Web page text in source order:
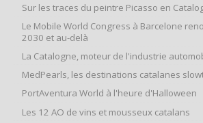
Sur les traces du peintre Picasso en
Le Mobile World Congress à Barcelone
2030 et au-delà
La Catalogne, moteur de l'industrie
MedPearls, les destinations catalanes
PortAventura World à l'heure d'Halloween
Les 12 AO de vins et mousseux catalans